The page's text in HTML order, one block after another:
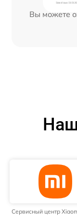
Вы можете
Сервисный центр